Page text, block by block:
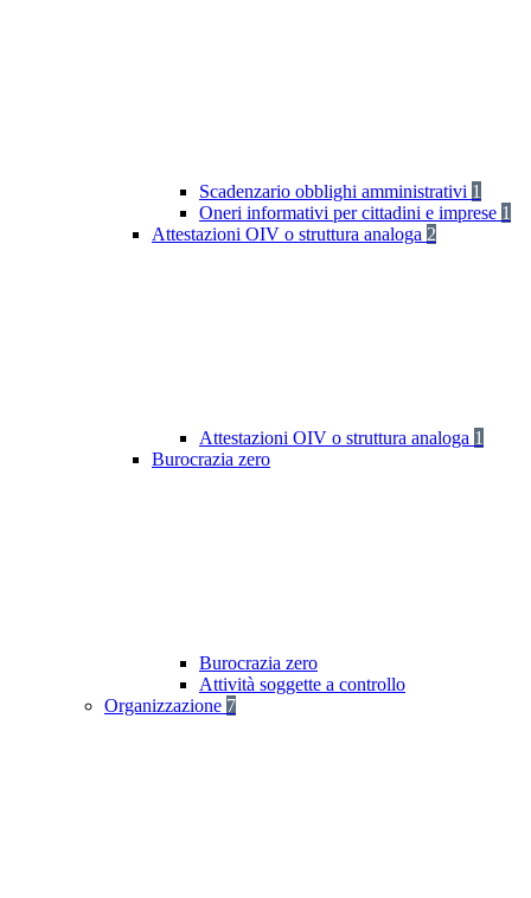
Scadenzario obblighi amministrativi 1
Oneri informativi per cittadini e imprese 1
Attestazioni OIV o struttura analoga 2
Attestazioni OIV o struttura analoga 1
Burocrazia zero
Burocrazia zero
Attività soggette a controllo
Organizzazione 7